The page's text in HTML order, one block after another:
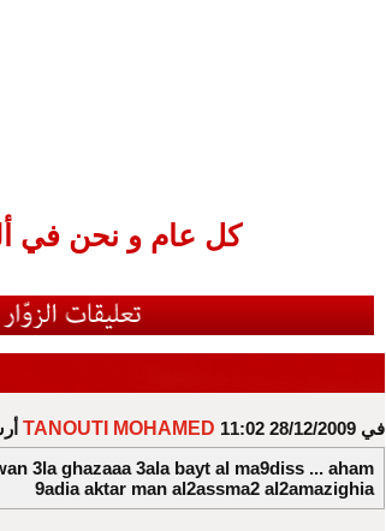
كل عام و نحن في
TANOUTI MOHAMED
في 28/12/2009 11:02
3la ghazaaa 3ala bayt al ma9diss ... aham
9adia aktar man al2assma2 al2amazighia